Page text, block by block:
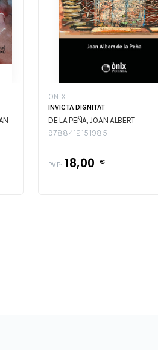
ONIX
INVICTA DIGNITAT
DE LA PEÑA, JOAN ALBERT
9788412151985
PVP: 18,00 €